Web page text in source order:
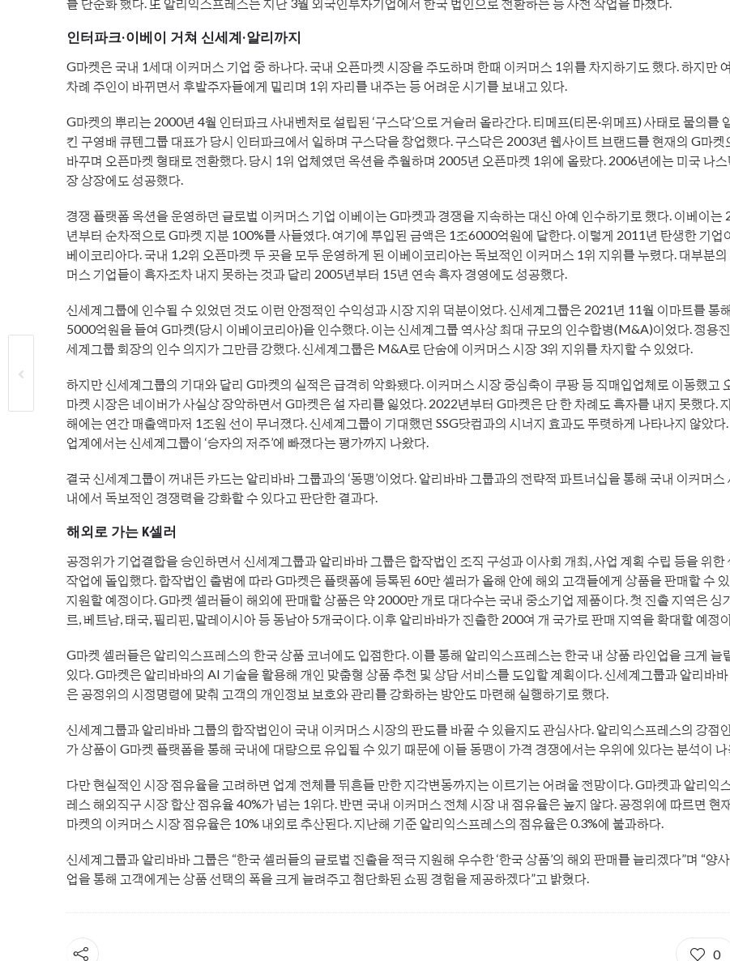
인터파크·이베이 거쳐 신세계·알리까지
G마켓은 국내 1세대 이커머스 기업 중 하나다. 국내 오픈마켓 시장을 주도하며 한때 이커머스 1위를 차지하기도 했다. 하지만
차례 주인이 바뀌면서 후발주자들에게 밀리며 1위 자리를 내주는 등 어려운 시기를 보내고 있다.
G마켓의 뿌리는 2000년 4월 인터파크 사내벤처로 설립된 ‘구스닥’으로 거슬러 올라간다. 티메프(티몬·위메프) 사태로 물의를
킨 구영배 큐텐그룹 대표가 당시 인터파크에서 일하며 구스닥을 창업했다. 구스닥은 2003년 웹사이트 브랜드를 현재의 G마켓
바꾸며 오픈마켓 형태로 전환했다. 당시 1위 업체였던 옥션을 추월하며 2005년 오픈마켓 1위에 올랐다. 2006년에는 미국 나스
장 상장에도 성공했다.
경쟁 플랫폼 옥션을 운영하던 글로벌 이커머스 기업 이베이는 G마켓과 경쟁을 지속하는 대신 아예 인수하기로 했다. 이베이는
년부터 순차적으로 G마켓 지분 100%를 사들였다. 여기에 투입된 금액은 1조6000억원에 달한다. 이렇게 2011년 탄생한 기업
베이코리아다. 국내 1,2위 오픈마켓 두 곳을 모두 운영하게 된 이베이코리아는 독보적인 이커머스 1위 지위를 누렸다. 대부분의
머스 기업들이 흑자조차 내지 못하는 것과 달리 2005년부터 15년 연속 흑자 경영에도 성공했다.
신세계그룹에 인수될 수 있었던 것도 이런 안정적인 수익성과 시장 지위 덕분이었다. 신세계그룹은 2021년 11월 이마트를 통
5000억원을 들여 G마켓(당시 이베이코리아)을 인수했다. 이는 신세계그룹 역사상 최대 규모의 인수합병(M&A)이었다. 정용
세계그룹 회장의 인수 의지가 그만큼 강했다. 신세계그룹은 M&A로 단숨에 이커머스 시장 3위 지위를 차지할 수 있었다.
하지만 신세계그룹의 기대와 달리 G마켓의 실적은 급격히 악화됐다. 이커머스 시장 중심축이 쿠팡 등 직매입업체로 이동했고
마켓 시장은 네이버가 사실상 장악하면서 G마켓은 설 자리를 잃었다. 2022년부터 G마켓은 단 한 차례도 흑자를 내지 못했다.
해에는 연간 매출액마저 1조원 선이 무너졌다. 신세계그룹이 기대했던 SSG닷컴과의 시너지 효과도 뚜렷하게 나타나지 않았다.
업계에서는 신세계그룹이 ‘승자의 저주’에 빠졌다는 평가까지 나왔다.
결국 신세계그룹이 꺼내든 카드는 알리바바 그룹과의 ‘동맹’이었다. 알리바바 그룹과의 전략적 파트너십을 통해 국내 이커머스
내에서 독보적인 경쟁력을 강화할 수 있다고 판단한 결과다.
해외로 가는 K셀러
공정위가 기업결합을 승인하면서 신세계그룹과 알리바바 그룹은 합작법인 조직 구성과 이사회 개최, 사업 계획 수립 등을 위한
작업에 돌입했다. 합작법인 출범에 따라 G마켓은 플랫폼에 등록된 60만 셀러가 올해 안에 해외 고객들에게 상품을 판매할 수
지원할 예정이다. G마켓 셀러들이 해외에 판매할 상품은 약 2000만 개로 대다수는 국내 중소기업 제품이다. 첫 진출 지역은 싱
르, 베트남, 태국, 필리핀, 말레이시아 등 동남아 5개국이다. 이후 알리바바가 진출한 200여 개 국가로 판매 지역을 확대할 예정
G마켓 셀러들은 알리익스프레스의 한국 상품 코너에도 입점한다. 이를 통해 알리익스프레스는 한국 내 상품 라인업을 크게 늘
있다. G마켓은 알리바바의 AI 기술을 활용해 개인 맞춤형 상품 추천 및 상담 서비스를 도입할 계획이다. 신세계그룹과 알리바
은 공정위의 시정명령에 맞춰 고객의 개인정보 보호와 관리를 강화하는 방안도 마련해 실행하기로 했다.
신세계그룹과 알리바바 그룹의 합작법인이 국내 이커머스 시장의 판도를 바꿀 수 있을지도 관심사다. 알리익스프레스의 강점
가 상품이 G마켓 플랫폼을 통해 국내에 대량으로 유입될 수 있기 때문에 이들 동맹이 가격 경쟁에서는 우위에 있다는 분석이
다만 현실적인 시장 점유율을 고려하면 업계 전체를 뒤흔들 만한 지각변동까지는 이르기는 어려울 전망이다. G마켓과 알리익
레스 해외직구 시장 합산 점유율 40%가 넘는 1위다. 반면 국내 이커머스 전체 시장 내 점유율은 높지 않다. 공정위에 따르면 현
마켓의 이커머스 시장 점유율은 10% 내외로 추산된다. 지난해 기준 알리익스프레스의 점유율은 0.3%에 불과하다.
신세계그룹과 알리바바 그룹은 “한국 셀러들의 글로벌 진출을 적극 지원해 우수한 ‘한국 상품’의 해외 판매를 늘리겠다”며 “양
업을 통해 고객에게는 상품 선택의 폭을 크게 늘려주고 첨단화된 쇼핑 경험을 제공하겠다”고 밝혔다.
0